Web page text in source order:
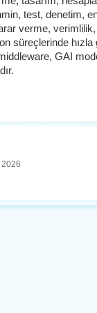
test, denetim,
verme,
süreçlerinde
GAI
2026